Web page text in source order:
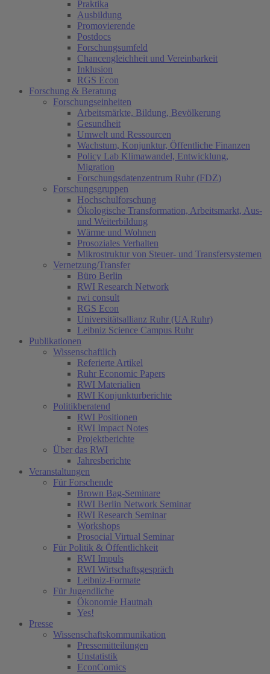
Praktika
Ausbildung
Promovierende
Postdocs
Forschungsumfeld
Chancengleichheit und Vereinbarkeit
Inklusion
RGS Econ
Forschung & Beratung
Forschungseinheiten
Arbeitsmärkte, Bildung, Bevölkerung
Gesundheit
Umwelt und Ressourcen
Wachstum, Konjunktur, Öffentliche Finanzen
Policy Lab Klimawandel, Entwicklung,
Migration
Forschungsdatenzentrum Ruhr (FDZ)
Forschungsgruppen
Hochschulforschung
Ökologische Transformation, Arbeitsmarkt, Aus-
und Weiterbildung
Wärme und Wohnen
Prosoziales Verhalten
Mikrostruktur von Steuer- und Transfersystemen
Vernetzung/Transfer
Büro Berlin
RWI Research Network
rwi consult
RGS Econ
Universitätsallianz Ruhr (UA Ruhr)
Leibniz Science Campus Ruhr
Publikationen
Wissenschaftlich
Referierte Artikel
Ruhr Economic Papers
RWI Materialien
RWI Konjunkturberichte
Politikberatend
RWI Positionen
RWI Impact Notes
Projektberichte
Über das RWI
Jahresberichte
Veranstaltungen
Für Forschende
Brown Bag-Seminare
RWI Berlin Network Seminar
RWI Research Seminar
Workshops
Prosocial Virtual Seminar
Für Politik & Öffentlichkeit
RWI Impuls
RWI Wirtschaftsgespräch
Leibniz-Formate
Für Jugendliche
Ökonomie Hautnah
Yes!
Presse
Wissenschaftskommunikation
Pressemitteilungen
Unstatistik
EconComics